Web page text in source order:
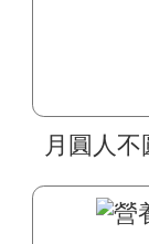
月圓人